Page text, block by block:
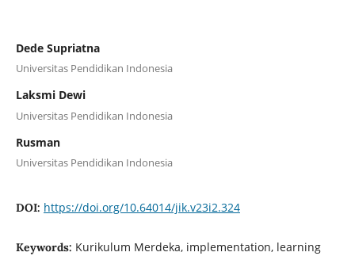
Dede Supriatna
Universitas Pendidikan Indonesia
Laksmi Dewi
Universitas Pendidikan Indonesia
Rusman
Universitas Pendidikan Indonesia
DOI: https://doi.org/10.64014/jik.v23i2.324
Keywords: Kurikulum Merdeka, implementation, learning